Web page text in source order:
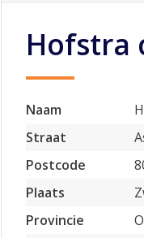
Hofstra
Naam
Straat
Postcode
Plaats
Provincie